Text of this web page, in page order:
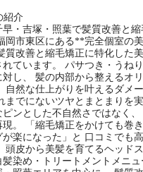
紹介
・吉塚・照葉で髪質改善と
岡市東区にある**完全個室の
質改善と縮毛矯正に特化した
れています。 パサつき・うね
対し、 髪の内部から整えるオ
自然な仕上がりを叶えるダメ
までにないツヤとまとまりを
ンとした不自然さではなく
現。 「縮毛矯正をかけても巻
楽になった」と 口コミでも
頭皮から美髪を育てるヘッド
染め・トリートメントメニ